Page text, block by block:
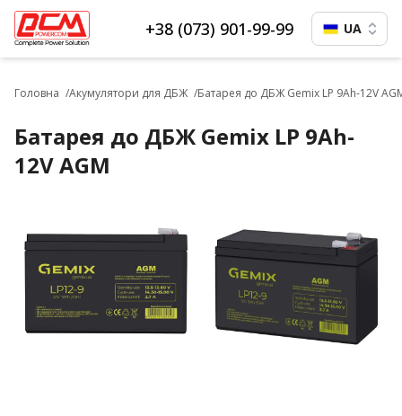
+38 (073) 901-99-99 UA
Головна Акумулятори для ДБЖ Батарея до ДБЖ Gemix LP 9Ah-12V
Батарея до ДБЖ Gemix LP 9Ah-
12V AGM